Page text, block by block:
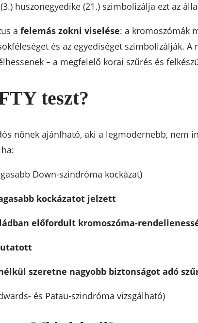
huszonegyedike (21.) szimbolizálja ezt az
a felemás zokni viselése: a kromoszómák
és az egyediséget szimbolizálják.
– a megfelelő korai szűrés és
teszt?
nőnek ajánlható, aki a legmodernebb, nem
Down-szindróma kockázat)
kockázatot jelzett
előfordult kromoszóma-
szeretne nagyobb biztonságot adó
és Patau-szindróma vizsgálható)